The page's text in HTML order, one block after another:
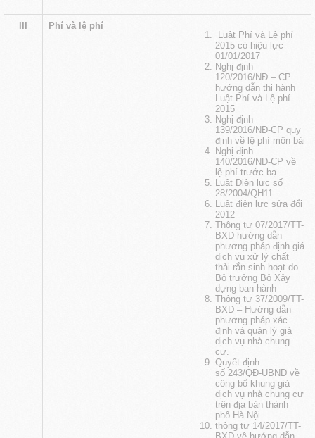
Phí và lệ phí
Luật Phí và Lệ phí
2015 có hiệu lực
01/01/2017
Nghị định
120/2016/NĐ – CP
hướng dẫn thi hành
Luật Phí và Lệ phí
2015
Nghị định
139/2016/NĐ-CP quy
định về lệ phí môn bài
Nghị định
140/2016/NĐ-CP về
lệ phí trước bạ
Luật Điện lực số
28/2004/QH11
Luật điện lực sửa đổi
2012
Thông tư 07/2017/TT-
BXD hướng dẫn
phương pháp định giá
dịch vụ xử lý chất
thải rắn sinh hoạt do
Bộ trưởng Bộ Xây
dựng ban hành
Thông tư 37/2009/TT-
BXD – Hướng dẫn
phương pháp xác
định và quản lý giá
dịch vụ nhà chung
cư.
Quyết định
số 243/QĐ-UBND về
công bố khung giá
dịch vụ nhà chung cư
trên địa bàn thành
phố Hà Nội
thông tư 14/2017/TT-